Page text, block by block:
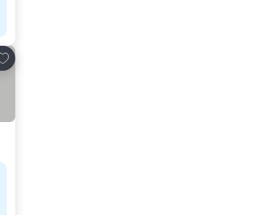
suosikkeihin